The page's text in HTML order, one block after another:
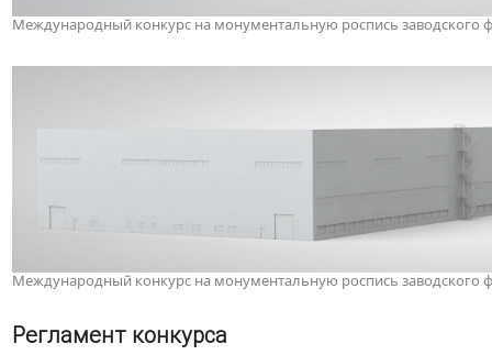
Международный конкурс на монументальную роспись заводского
Международный конкурс на монументальную роспись заводского
Регламент конкурса